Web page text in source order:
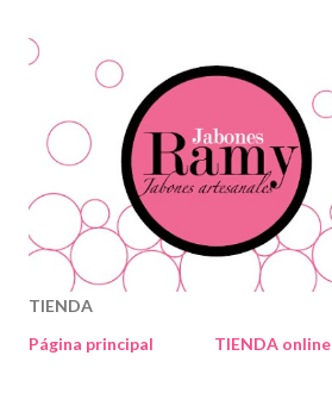
TIENDA
Página principal
TIENDA online